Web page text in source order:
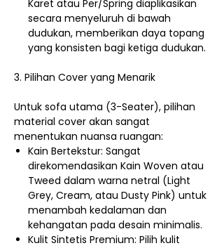
Karet atau Per/Spring diaplikasikan
secara menyeluruh di bawah
dudukan, memberikan daya topang
yang konsisten bagi ketiga dudukan.
3. Pilihan Cover yang Menarik
Untuk sofa utama (3-Seater), pilihan
material cover akan sangat
menentukan nuansa ruangan:
Kain Bertekstur: Sangat
direkomendasikan Kain Woven atau
Tweed dalam warna netral (Light
Grey, Cream, atau Dusty Pink) untuk
menambah kedalaman dan
kehangatan pada desain minimalis.
Kulit Sintetis Premium: Pilih kulit